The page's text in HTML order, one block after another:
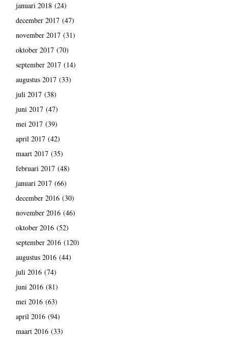
januari 2018(24)
december 2017(47)
november 2017(31)
oktober 2017(70)
september 2017(14)
augustus 2017(33)
juli 2017(38)
juni 2017(47)
mei 2017(39)
april 2017(42)
maart 2017(35)
februari 2017(48)
januari 2017(66)
december 2016(30)
november 2016(46)
oktober 2016(52)
september 2016(120)
augustus 2016(44)
juli 2016(74)
juni 2016(81)
mei 2016(63)
april 2016(94)
maart 2016(33)